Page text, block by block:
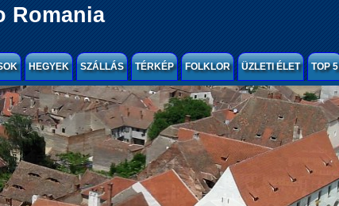
Romania
HEGYEK SZÁLLÁS TÉRKÉP FOLKLOR ÜZLETI ÉLET TOP 5